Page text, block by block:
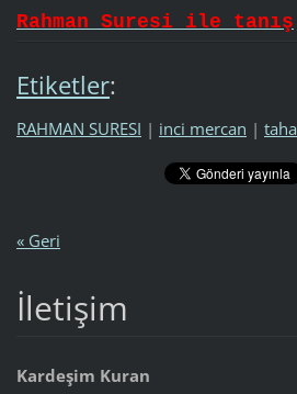
Rahman Suresi ile tanış
Etiketler:
RAHMAN SURESI | inci mercan | taha
« Geri
İletişim
Kardeşim Kuran